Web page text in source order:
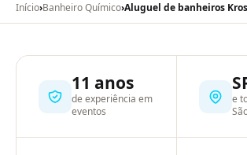
Início›Banheiro Químico›Aluguel de banheiros
11 anos
de experiência em
eventos
e